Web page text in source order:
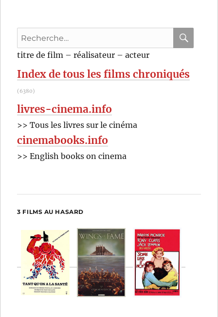
Recherche
pour
titre de film – réalisateur – acteur
Index de tous les films chroniqués
(6380)
livres-cinema.info
>> Tous les livres sur le cinéma
cinemabooks.info
>> English books on cinema
3 FILMS AU HASARD